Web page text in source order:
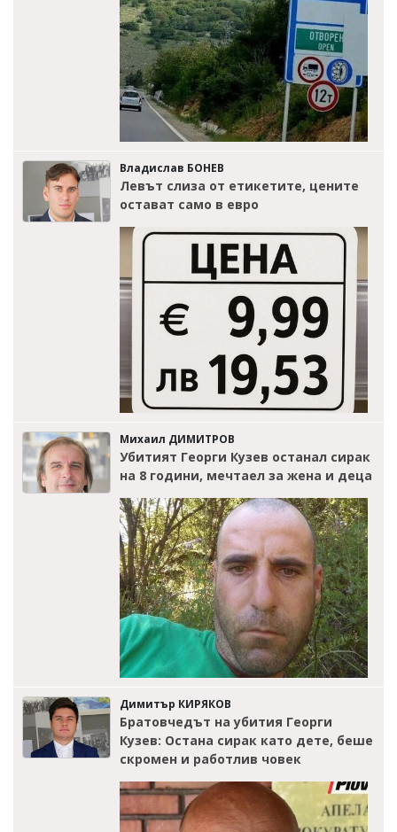
Владислав БОНЕВ
Левът слиза от етикетите, цените
остават само в евро
Михаил ДИМИТРОВ
Убитият Георги Кузев останал сирак
на 8 години, мечтаел за жена и деца
Димитър КИРЯКОВ
Братовчедът на убития Георги
Кузев: Остана сирак като дете, беше
скромен и работлив човек